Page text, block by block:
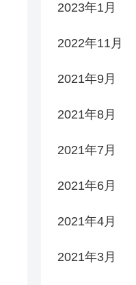
2023年1月
2022年11月
2021年9月
2021年8月
2021年7月
2021年6月
2021年4月
2021年3月